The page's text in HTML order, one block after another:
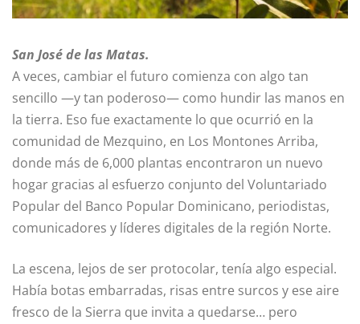
San José de las Matas.
A veces, cambiar el futuro comienza con algo tan
sencillo —y tan poderoso— como hundir las manos en
la tierra. Eso fue exactamente lo que ocurrió en la
comunidad de Mezquino, en Los Montones Arriba,
donde más de 6,000 plantas encontraron un nuevo
hogar gracias al esfuerzo conjunto del Voluntariado
Popular del Banco Popular Dominicano, periodistas,
comunicadores y líderes digitales de la región Norte.
La escena, lejos de ser protocolar, tenía algo especial.
Había botas embarradas, risas entre surcos y ese aire
fresco de la Sierra que invita a quedarse… pero